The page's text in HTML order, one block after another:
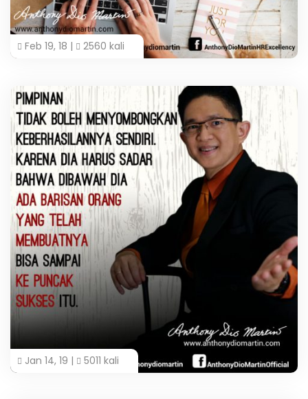
Feb 19, 18 | 2560 kali
Jan 14, 19 | 5011 kali